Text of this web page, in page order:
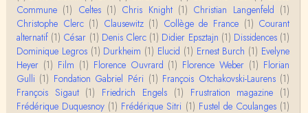
re ‘ethnocentriques’. Mais nous n’en sommes pas m
oi…
Christophe Darmangeat
Encore une fois, l'histoire de la hiérarchie ne me s
emble pas être le bon angle de discussion – …
Christophe Darmangeat
Évidemment, de toute façon c'est toujours de ma f
Commune (1) Celtes (1) Chris Knight (1) Christian Langenfeld (1)
Christophe Clerc (1) Clausewitz (1) Collège de France (1) Courant
alternatif (1) César (1) Denis Clerc (1) Didier Epsztajn (1) Dissidences (1)
Dominique Legros (1) Durkheim (1) Elucid (1) Ernest Burch (1) Evelyne
Heyer (1) Film (1) Florence Ouvrard (1) Florence Weber (1) Florian
Gulli (1) Fondation Gabriel Péri (1) François Otchakovski-Laurens (1)
François Sigaut (1) Friedrich Engels (1) Frustration magazine (1)
Frédérique Duquesnoy (1) Frédérique Sitri (1) Fustel de Coulanges (1)